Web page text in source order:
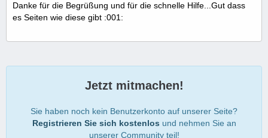
Danke für die Begrüßung und für die schnelle Hilfe...Gut dass
es Seiten wie diese gibt :001:
Jetzt mitmachen!
Sie haben noch kein Benutzerkonto auf unserer Seite?
Registrieren Sie sich kostenlos und nehmen Sie an
unserer Community teil!